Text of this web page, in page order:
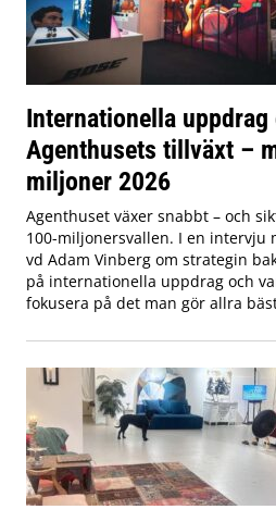
Internationella
Agenthusets tillväxt –
miljoner 2026
Agenthuset växer snabbt – och
100-miljonersvallen. I en intervju
vd Adam Vinberg om strategin
på internationella uppdrag och
fokusera på det man gör allra